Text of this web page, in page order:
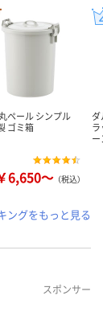
ペール シンプル
ゴミ箱
6,650～ （税込）
ングをもっと見る
スポンサー